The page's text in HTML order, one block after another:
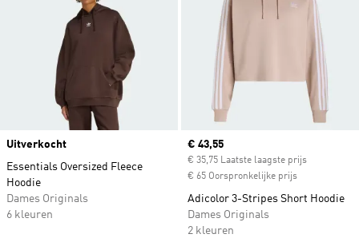
Uitverkocht
Essentials Oversized Fleece
Hoodie
Dames Originals
6 kleuren
Current price
€ 43,55
€ 35,75 Laatste laagste prijs
€ 65 Oorspronkelijke prijs
Adicolor 3-Stripes Short Hoodie
Dames Originals
2 kleuren